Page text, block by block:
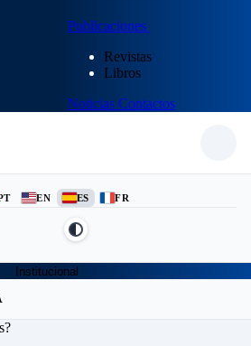
Publicaciones
Revistas
Libros
Noticias Contactos
EN ES FR
Institucional